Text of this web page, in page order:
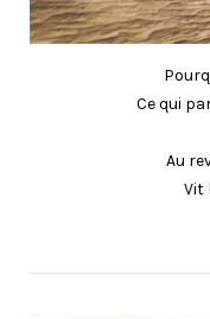
Ce qui
Au
Vit